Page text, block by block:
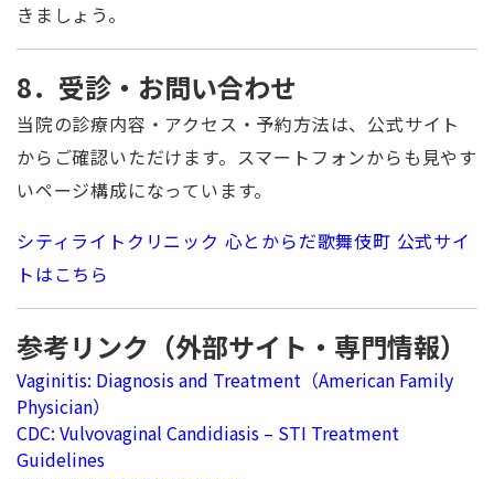
きましょう。
8．受診・お問い合わせ
当院の診療内容・アクセス・予約方法は、公式サイト
からご確認いただけます。スマートフォンからも見やす
いページ構成になっています。
シティライトクリニック 心とからだ歌舞伎町 公式サイ
トはこちら
参考リンク（外部サイト・専門情報）
Vaginitis: Diagnosis and Treatment（American Family
Physician）
CDC: Vulvovaginal Candidiasis – STI Treatment
Guidelines